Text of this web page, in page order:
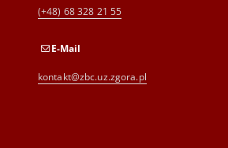
(+48) 68 328 21 55
E-Mail
kontakt@zbc.uz.zgora.pl